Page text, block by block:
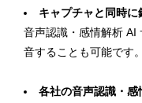
キャプチャと同時に
音声認識・感情解析 AI
音することも可能です。
各社の音声認識・